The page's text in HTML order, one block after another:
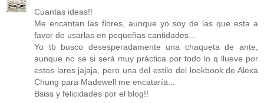
Cuantas ideas!!
Me encantan las flores, aunque yo soy de las que esta a
favor de usarlas en pequeñas cantidades...
Yo tb busco desesperadamente una chaqueta de ante,
aunque no se si será muy práctica por todo lo q llueve por
estos lares jajaja, pero una del estilo del lookbook de Alexa
Chung para Madewell me encataría...
Bsiss y felicidades por el blog!!